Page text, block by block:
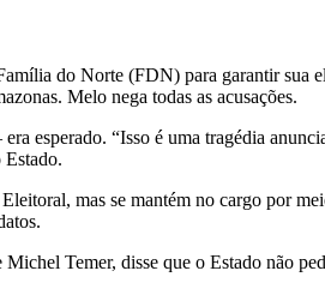
do Norte (FDN) para garantir sua
Melo nega todas as acusações.
esperado. “Isso é uma tragédia
mas se mantém no cargo por
Temer, disse que o Estado não